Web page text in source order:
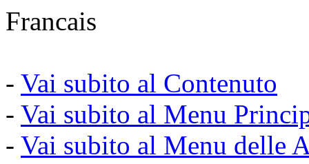
Francais
- Vai subito al Contenuto
- Vai subito al Menu
- Vai subito al Menu delle